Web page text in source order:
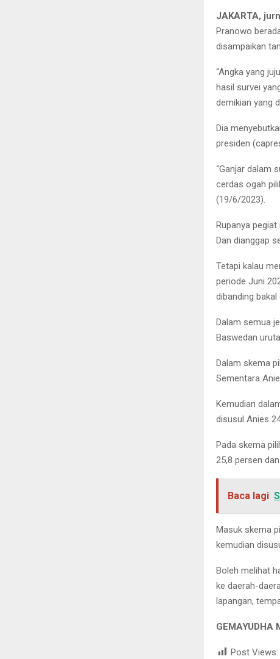
JAKARTA,
Pranowo
disampaikan
“Angka yang
hasil survei
demikian yang
Dia
presiden
“Ganjar dalam
cerdas ogah
(19/6/2023).
Rupanya
Dan dianggap
Tetapi kalau
periode Juni
dibanding
Dalam semua
Baswedan
Dalam skema
Sementara
Kemudian
disusul Anies
Pada skema
25,8 persen
Baca lagi
Masuk skema
kemudian
Boleh melihat
ke daerah-
lapangan,
GEMAYUDHA
Post Views: